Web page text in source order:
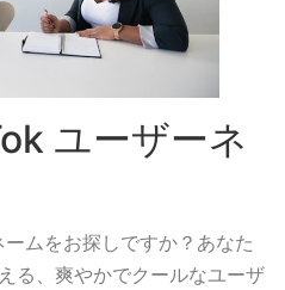
ユーザーネ
ムをお探しですか？あなた
る、爽やかでクールなユーザ